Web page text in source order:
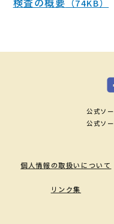
（74KB）
個人情報の取扱いについて
リンク集
公式ソ
公式ソ